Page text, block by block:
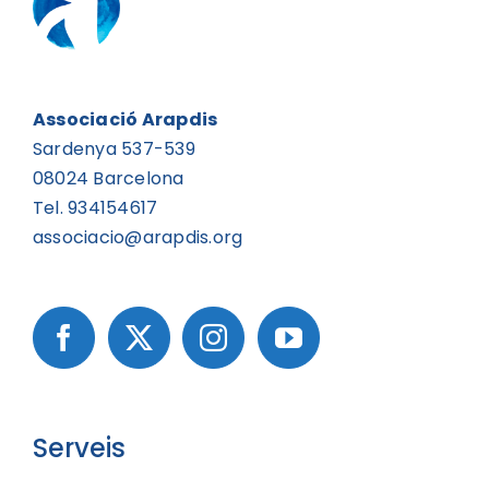
Associació Arapdis
Sardenya 537-539
08024 Barcelona
Tel. 934154617
associacio@arapdis.org
Serveis